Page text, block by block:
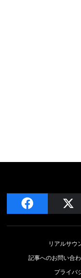
facebook
リアルサウ
記事へのお問い合
プライバ